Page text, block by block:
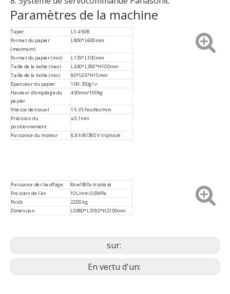
Paramètres de la machine
Taper
LS-450B
Format du papier
(maximum)
L800*L600mm
Format du papier (min)
L135*L100mm
Taille de la boîte (max)
L430*L350*H100mm
Taille de la boîte (min)
80*L65*H15mm
Épaisseur du papier
100-350g/㎡
Hauteur d'empilage du
papier
450mm/100kg
Vitesse de travail
15-35 feuilles/min
Précision du
positionnement
±0,1mm
Puissance du moteur 6,8 kW/380 V triphasé
Puissance de chauffage
8kw/380v triphasé
Pression de l'air
10L/min 0,6MPa
Poids
2200 kg
Dimension L5980*L3180*H2100mm
sur:
En vertu d'un: